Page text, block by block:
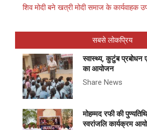
शिव मोदी बने खत्री मोदी समाज के कार्यवाहक
सबसे लोकप्रिय
स्वास्थ्य, कुटुंब प्रबोधन
का आयोजन
Share News
मोहम्मद रफी की
स्वरांजलि कार्यक्रम